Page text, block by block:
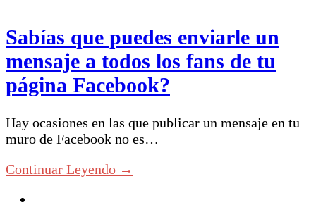
Sabías que puedes enviarle un
mensaje a todos los fans de tu
página Facebook?
Hay ocasiones en las que publicar un mensaje en tu
muro de Facebook no es…
Continuar Leyendo →